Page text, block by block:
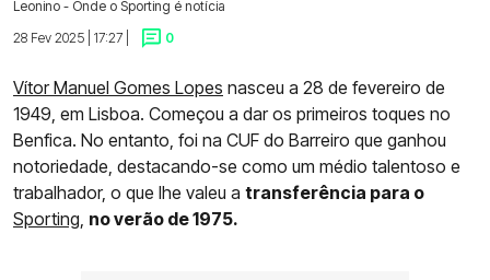
Leonino - Onde o Sporting é notícia
28 Fev 2025 | 17:27 |
0
Vítor Manuel Gomes Lopes nasceu a 28 de fevereiro de
1949, em Lisboa. Começou a dar os primeiros toques no
Benfica. No entanto, foi na CUF do Barreiro que ganhou
notoriedade, destacando-se como um médio talentoso e
trabalhador, o que lhe valeu a transferência para o
Sporting, no verão de 1975.